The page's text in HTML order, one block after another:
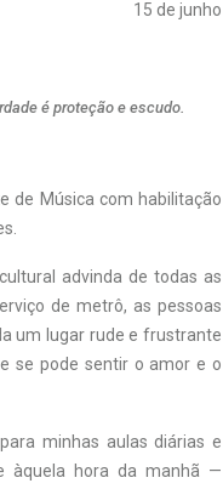
15 de junho
é proteção e escudo.
de Música com habilitação
advinda de todas as
de metrô, as pessoas
um lugar rude e frustrante
se pode sentir o amor e o
minhas aulas diárias e
àquela hora da manhã —